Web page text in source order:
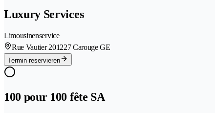
Luxury Services
Limousinenservice
Rue Vautier 201227 Carouge GE
Termin reservieren
100 pour 100 fête SA